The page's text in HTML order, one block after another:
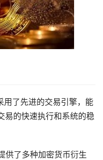
用了先进的交易引擎，能
易的快速执行和系统的稳
供了多种加密货币衍生